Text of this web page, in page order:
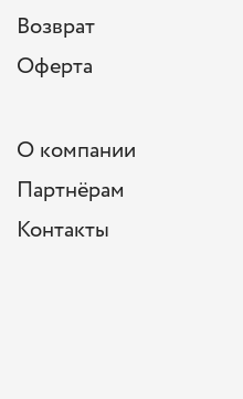
Возврат
Оферта
О компании
Партнёрам
Контакты